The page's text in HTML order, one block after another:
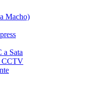
Macho)
a Sata
CCTV